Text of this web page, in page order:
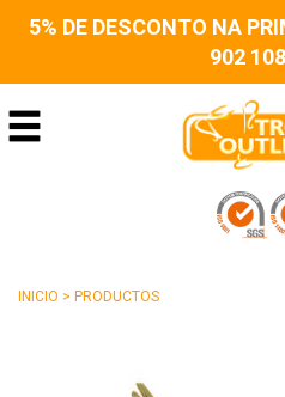
5% DE DESCONTO NA
902
INICIO > PRODUCTOS